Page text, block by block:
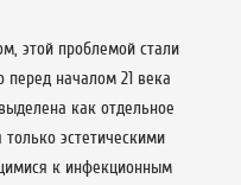
этой проблемой стали
перед началом 21 века
как отдельное
эстетическими
к инфекционным